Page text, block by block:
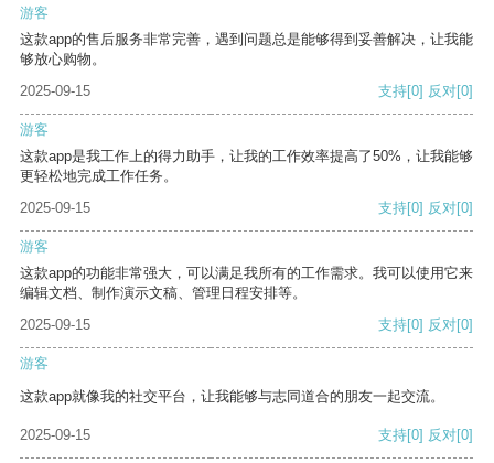
游客
这款app的售后服务非常完善，遇到问题总是能够得到妥善解决，让我能
够放心购物。
2025-09-15
支持[0] 反对[0]
游客
这款app是我工作上的得力助手，让我的工作效率提高了50%，让我能够
更轻松地完成工作任务。
2025-09-15
支持[0] 反对[0]
游客
这款app的功能非常强大，可以满足我所有的工作需求。我可以使用它来
编辑文档、制作演示文稿、管理日程安排等。
2025-09-15
支持[0] 反对[0]
游客
这款app就像我的社交平台，让我能够与志同道合的朋友一起交流。
2025-09-15 支持[0] 反对[0]